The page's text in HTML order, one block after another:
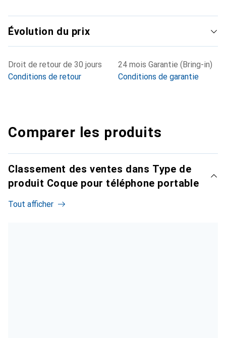
Évolution du prix
Droit de retour de 30 jours
Conditions de retour
24 mois Garantie (Bring-in)
Conditions de garantie
Comparer les produits
Classement des ventes dans Type de
produit Coque pour téléphone portable
Tout afficher